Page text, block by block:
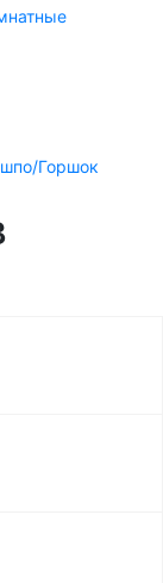
Горшок